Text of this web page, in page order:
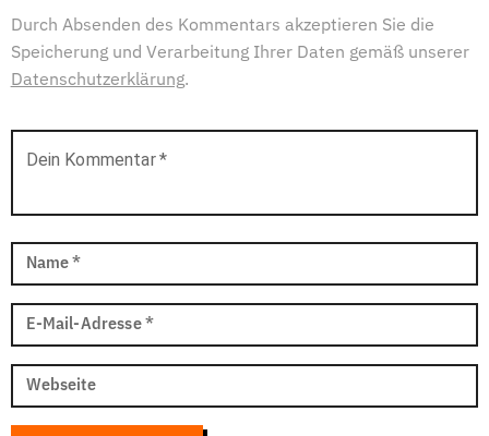
Durch Absenden des Kommentars akzeptieren Sie die
Speicherung und Verarbeitung Ihrer Daten gemäß unserer
Datenschutzerklärung.
Dein Kommentar*
Name *
E-Mail-Adresse *
Webseite